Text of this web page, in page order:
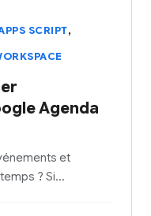
SCRIPT,
Agenda
et
? Si…